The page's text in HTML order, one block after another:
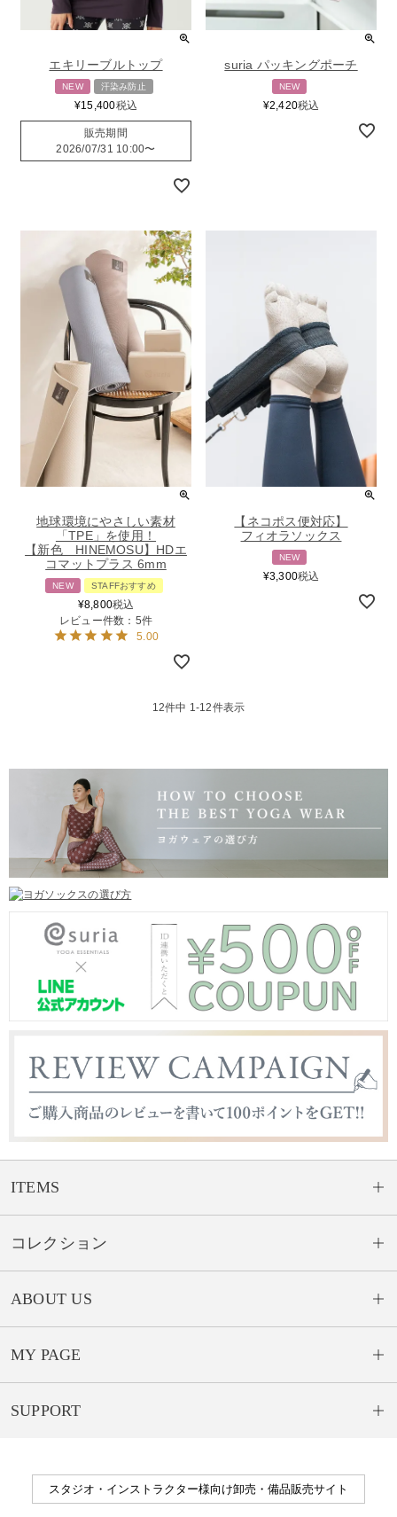
エキリーブルトップ
NEW 汗染み防止
¥15,400税込
販売期間
2026/07/31 10:00〜
suria パッキングポーチ
NEW
¥2,420税込
地球環境にやさしい素材
「TPE」を使用！
【新色 HINEMOSU】HDエ
コマットプラス 6mm
NEW STAFFおすすめ
¥8,800税込
レビュー件数：5件
5.00
【ネコポス便対応】
フィオラソックス
NEW
¥3,300税込
12件中 1 -12件表示
ITEMS
コレクション
ABOUT US
MY PAGE
SUPPORT
スタジオ・インストラクター様向け卸売・備品販売サイト